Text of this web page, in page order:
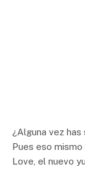
¿Alguna vez
Pues eso
Love, el nuevo